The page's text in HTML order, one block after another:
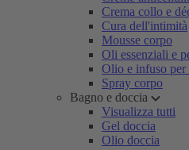
Crema collo e
Cura dell'intimità
Mousse corpo
Oli essenziali e
Olio e infuso per
Spray corpo
Bagno e doccia
Visualizza tutti
Gel doccia
Olio doccia